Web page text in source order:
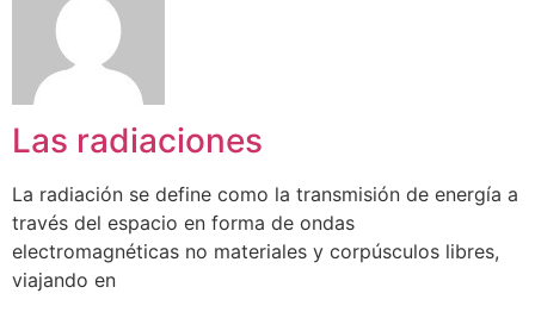
Las radiaciones
La radiación se define como la transmisión de energía a
través del espacio en forma de ondas
electromagnéticas no materiales y corpúsculos libres,
viajando en